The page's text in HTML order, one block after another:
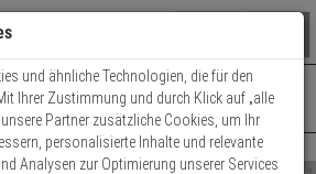
0 ARTIKEL IM WARENKORB
Ihr Warenkorb ist momentan leer.
Ergebnisse ()
Fertig
Mo. - Do.: 8:00 - 16:30 | Fr.: 8:00 - 14:00 Uhr
Kontaktservice nutzen
und ähnliche Technologien, die für den
Ihrer Zustimmung und durch Klick auf „alle
Partner zusätzliche Cookies, um Ihr
personalisierte Inhalte und relevante
Analysen zur Optimierung unserer Services